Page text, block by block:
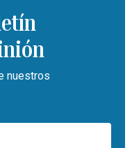
nuestros